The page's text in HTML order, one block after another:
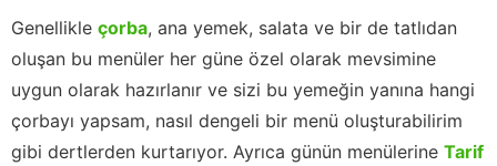
Genellikle çorba, ana yemek, salata ve bir de tatlıdan
oluşan bu menüler her güne özel olarak mevsimine
uygun olarak hazırlanır ve sizi bu yemeğin yanına hangi
çorbayı yapsam, nasıl dengeli bir menü oluşturabilirim
gibi dertlerden kurtarıyor. Ayrıca günün menülerine Tarif